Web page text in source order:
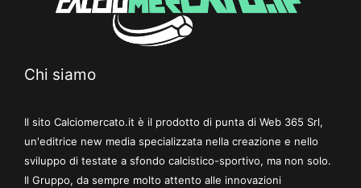
Chi siamo
Il sito Calciomercato.it è il prodotto di punta di Web 365 Srl,
un'editrice new media specializzata nella creazione e nello
sviluppo di testate a sfondo calcistico-sportivo, ma non solo.
Il Gruppo, da sempre molto attento alle innovazioni